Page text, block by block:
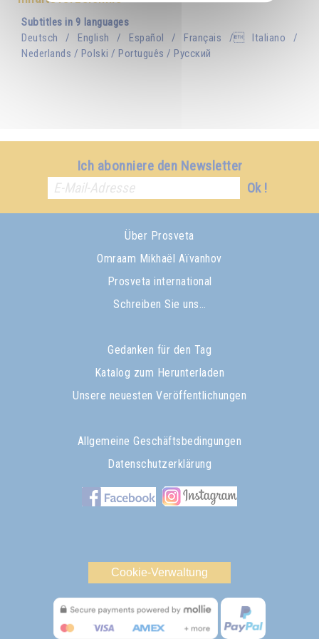
Subtitles in 9 languages
Deutsch / English / Español / Français / Italiano /
Nederlands / Polski / Português / Русский
Ich abonniere den Newsletter
Ok !
Über Prosveta
Omraam Mikhaël Aïvanhov
Prosveta international
Schreiben Sie uns…
Gedanken für den Tag
Katalog zum Herunterladen
Unsere neuesten Veröffentlichungen
Allgemeine Geschäftsbedingungen
Datenschutzerklärung
Cookie-Verwaltung